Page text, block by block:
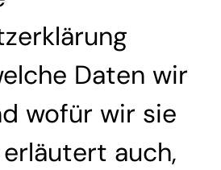
Daten wir
wofür wir sie
auch,